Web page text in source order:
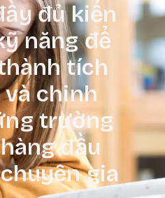
đủ kiến
năng để
tích
chinh
trường
đầu
gia